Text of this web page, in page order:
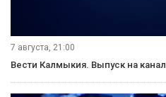
7 августа, 21:00
Вести Калмыкия. Выпуск на